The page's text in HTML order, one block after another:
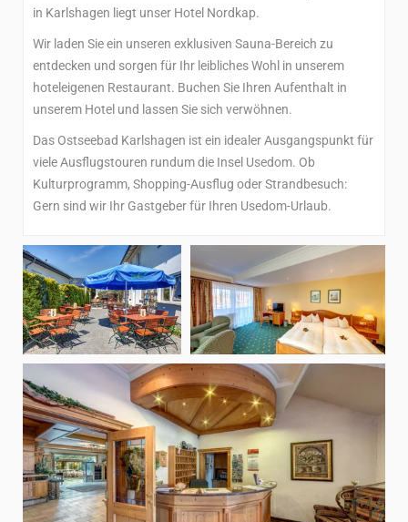
in Karlshagen liegt unser Hotel Nordkap.
Wir laden Sie ein unseren exklusiven Sauna-Bereich zu
entdecken und sorgen für Ihr leibliches Wohl in unserem
hoteleigenen Restaurant. Buchen Sie Ihren Aufenthalt in
unserem Hotel und lassen Sie sich verwöhnen.
Das Ostseebad Karlshagen ist ein idealer Ausgangspunkt für
viele Ausflugstouren rundum die Insel Usedom. Ob
Kulturprogramm, Shopping-Ausflug oder Strandbesuch:
Gern sind wir Ihr Gastgeber für Ihren Usedom-Urlaub.